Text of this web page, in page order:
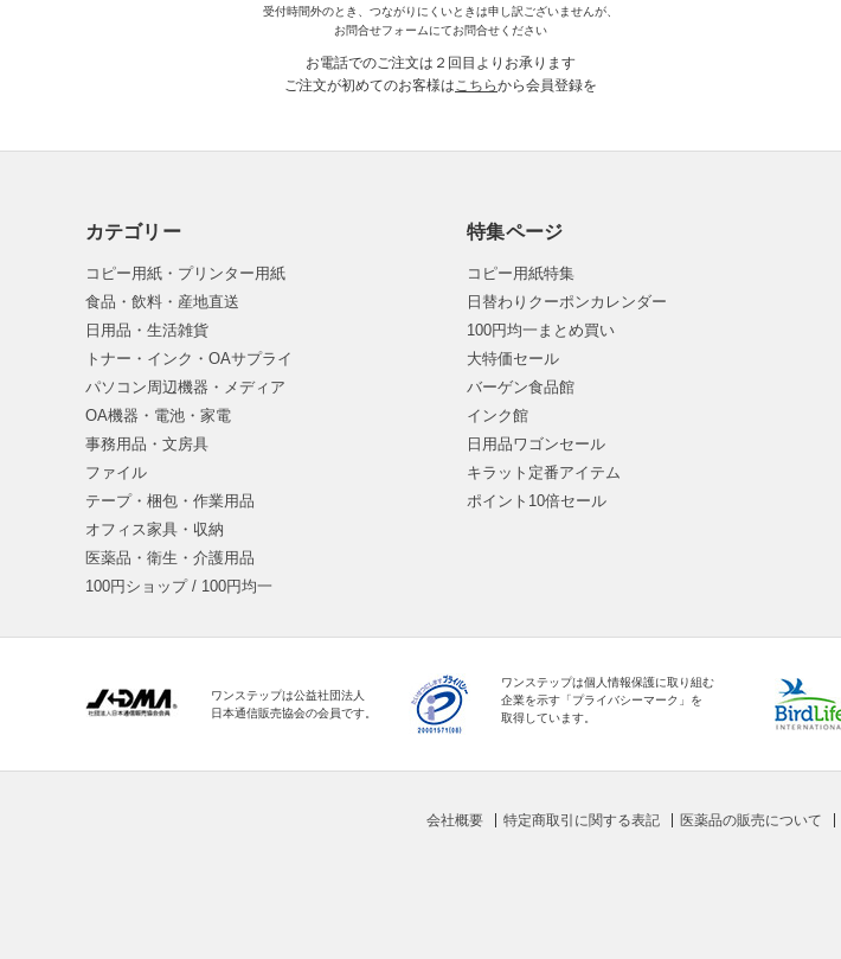
受付時間外のとき、つながりにくいときは申し訳ございませんが、
お問合せフォームにてお問合せください
お電話でのご注文は２回目よりお承ります
ご注文が初めてのお客様はこちらから会員登録を
カテゴリー
コピー用紙・プリンター用紙
食品・飲料・産地直送
日用品・生活雑貨
トナー・インク・OAサプライ
パソコン周辺機器・メディア
OA機器・電池・家電
事務用品・文房具
ファイル
テープ・梱包・作業用品
オフィス家具・収納
医薬品・衛生・介護用品
100円ショップ / 100円均一
特集ページ
コピー用紙特集
日替わりクーポンカレンダー
100円均一まとめ買い
大特価セール
バーゲン食品館
インク館
日用品ワゴンセール
キラット定番アイテム
ポイント10倍セール
ワンステップは公益社団法人
日本通信販売協会の会員です。
ワンステップは個人情報保護に取り組む
企業を示す「プライバシーマーク」を
取得しています。
会社概要 特定商取引に関する表記 医薬品の販売について